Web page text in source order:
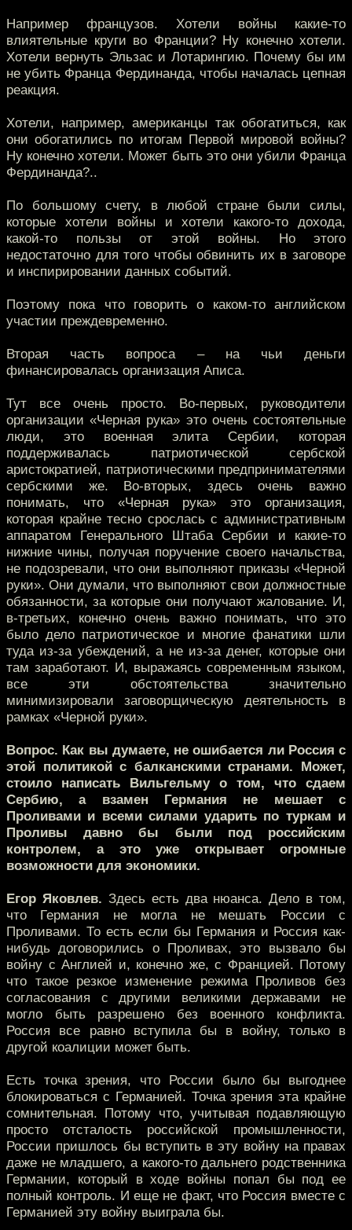
Например французов. Хотели войны какие-то
влиятельные круги во Франции? Ну конечно хотели.
Хотели вернуть Эльзас и Лотарингию. Почему бы им
не убить Франца Фердинанда, чтобы началась цепная
реакция.
Хотели, например, американцы так обогатиться, как
они обогатились по итогам Первой мировой войны?
Ну конечно хотели. Может быть это они убили Франца
Фердинанда?..
По большому счету, в любой стране были силы,
которые хотели войны и хотели какого-то дохода,
какой-то пользы от этой войны. Но этого
недостаточно для того чтобы обвинить их в заговоре
и инспирировании данных событий.
Поэтому пока что говорить о каком-то английском
участии преждевременно.
Вторая часть вопроса – на чьи деньги
финансировалась организация Аписа.
Тут все очень просто. Во-первых, руководители
организации «Черная рука» это очень состоятельные
люди, это военная элита Сербии, которая
поддерживалась патриотической сербской
аристократией, патриотическими предпринимателями
сербскими же. Во-вторых, здесь очень важно
понимать, что «Черная рука» это организация,
которая крайне тесно срослась с административным
аппаратом Генерального Штаба Сербии и какие-то
нижние чины, получая поручение своего начальства,
не подозревали, что они выполняют приказы «Черной
руки». Они думали, что выполняют свои должностные
обязанности, за которые они получают жалование. И,
в-третьих, конечно очень важно понимать, что это
было дело патриотическое и многие фанатики шли
туда из-за убеждений, а не из-за денег, которые они
там заработают. И, выражаясь современным языком,
все эти обстоятельства значительно
минимизировали заговорщическую деятельность в
рамках «Черной руки».
Вопрос. Как вы думаете, не ошибается ли Россия с
этой политикой с балканскими странами. Может,
стоило написать Вильгельму о том, что сдаем
Сербию, а взамен Германия не мешает с
Проливами и всеми силами ударить по туркам и
Проливы давно бы были под российским
контролем, а это уже открывает огромные
возможности для экономики.
Егор Яковлев. Здесь есть два нюанса. Дело в том,
что Германия не могла не мешать России с
Проливами. То есть если бы Германия и Россия как-
нибудь договорились о Проливах, это вызвало бы
войну с Англией и, конечно же, с Францией. Потому
что такое резкое изменение режима Проливов без
согласования с другими великими державами не
могло быть разрешено без военного конфликта.
Россия все равно вступила бы в войну, только в
другой коалиции может быть.
Есть точка зрения, что России было бы выгоднее
блокироваться с Германией. Точка зрения эта крайне
сомнительная. Потому что, учитывая подавляющую
просто отсталость российской промышленности,
России пришлось бы вступить в эту войну на правах
даже не младшего, а какого-то дальнего родственника
Германии, который в ходе войны попал бы под ее
полный контроль. И еще не факт, что Россия вместе с
Германией эту войну выиграла бы.